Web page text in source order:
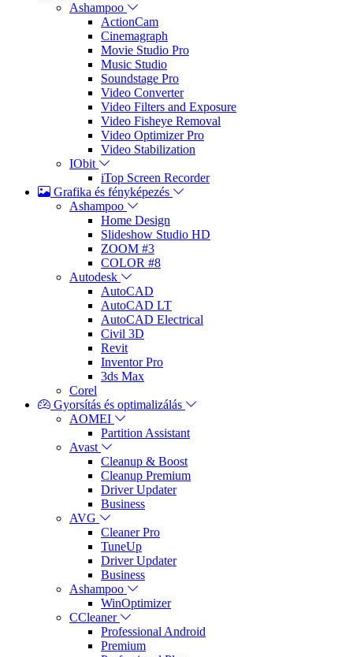
Ashampoo
ActionCam
Cinemagraph
Movie Studio Pro
Music Studio
Soundstage Pro
Video Converter
Video Filters and Exposure
Video Fisheye Removal
Video Optimizer Pro
Video Stabilization
IObit
iTop Screen Recorder
Grafika és fényképezés
Ashampoo
Home Design
Slideshow Studio HD
ZOOM #3
COLOR #8
Autodesk
AutoCAD
AutoCAD LT
AutoCAD Electrical
Civil 3D
Revit
Inventor Pro
3ds Max
Corel
Gyorsítás és optimalizálás
AOMEI
Partition Assistant
Avast
Cleanup & Boost
Cleanup Premium
Driver Updater
Business
AVG
Cleaner Pro
TuneUp
Driver Updater
Business
Ashampoo
WinOptimizer
CCleaner
Professional Android
Premium